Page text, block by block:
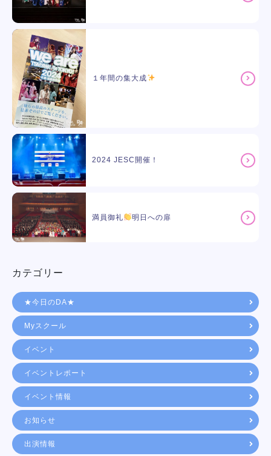
１年間の集大成
2024 JESC開催！
満員御礼 明日への扉
カテゴリー
★今日のDA★
Myスクール
イベント
イベントレポート
イベント情報
お知らせ
出演情報